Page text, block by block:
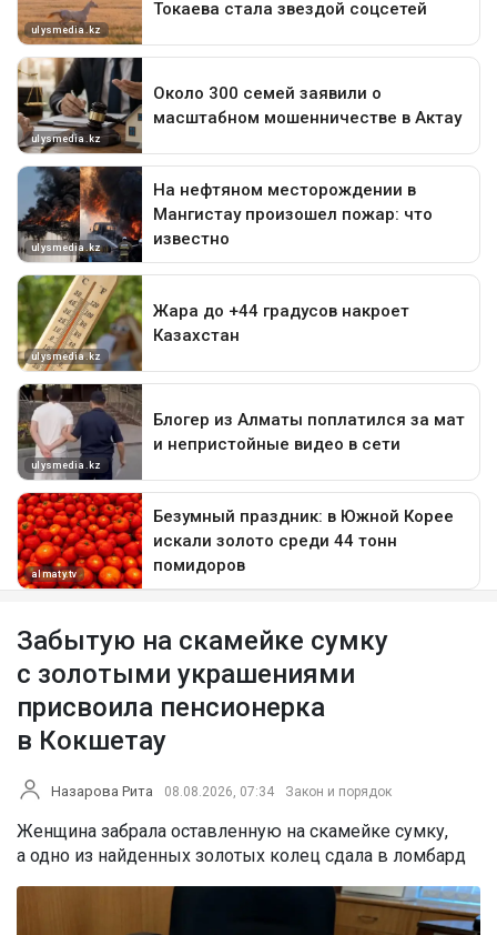
Забытую на скамейке сумку
с золотыми украшениями
присвоила пенсионерка
в Кокшетау
Назарова Рита 08.08.2026, 07:34 Закон и порядок
Женщина забрала оставленную на скамейке сумку,
а одно из найденных золотых колец сдала в ломбард